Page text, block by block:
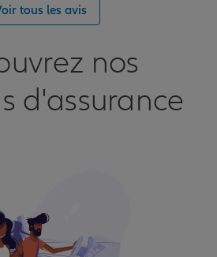
tous les avis
nos
d'assurance